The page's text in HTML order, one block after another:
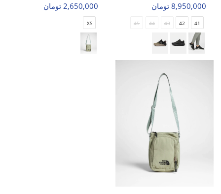
8,950,000 تومان
41
42
43
44
45
2,650,000 تومان
XS